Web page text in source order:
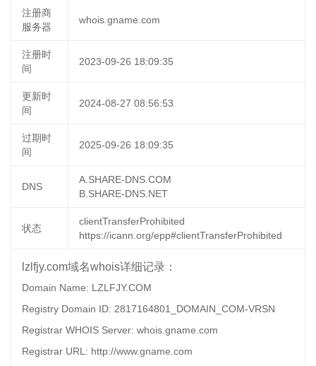
注册商
服务器
whois.gname.com
注册时
间
2023-09-26 18:09:35
更新时
间
2024-08-27 08:56:53
过期时
间
2025-09-26 18:09:35
DNS
A.SHARE-DNS.COM
B.SHARE-DNS.NET
状态
clientTransferProhibited
https://icann.org/epp#clientTransferProhibited
lzlfjy.com域名whois详细记录：
Domain Name: LZLFJY.COM
Registry Domain ID: 2817164801_DOMAIN_COM-VRSN
Registrar WHOIS Server: whois.gname.com
Registrar URL: http://www.gname.com